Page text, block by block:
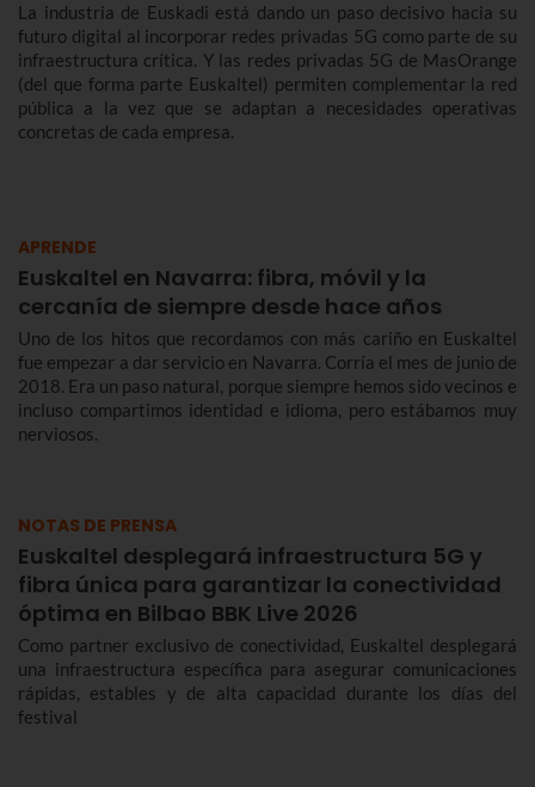
La industria de Euskadi está dando un paso decisivo hacia su
futuro digital al incorporar redes privadas 5G como parte de su
infraestructura crítica. Y las redes privadas 5G de MasOrange
(del que forma parte Euskaltel) permiten complementar la red
pública a la vez que se adaptan a necesidades operativas
concretas de cada empresa.
APRENDE
Euskaltel en Navarra: fibra, móvil y la
cercanía de siempre desde hace años
Uno de los hitos que recordamos con más cariño en Euskaltel
fue empezar a dar servicio en Navarra. Corría el mes de junio de
2018. Era un paso natural, porque siempre hemos sido vecinos e
incluso compartimos identidad e idioma, pero estábamos muy
nerviosos.
NOTAS DE PRENSA
Euskaltel desplegará infraestructura 5G y
fibra única para garantizar la conectividad
óptima en Bilbao BBK Live 2026
Como partner exclusivo de conectividad, Euskaltel desplegará
una infraestructura específica para asegurar comunicaciones
rápidas, estables y de alta capacidad durante los días del
festival